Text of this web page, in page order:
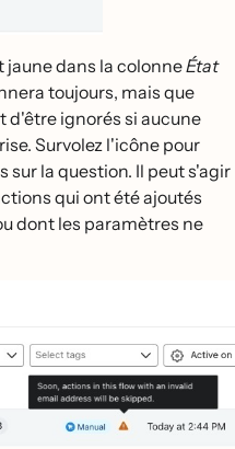
dans la colonneÉtat
toujours, mais que
ignorés si aucune
Survolez l'icône pour
la question. Il peut s'agir
qui ont été ajoutés
dont les paramètres ne